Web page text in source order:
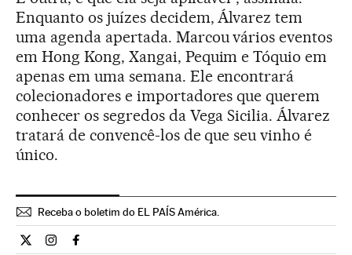
Enquanto os juízes decidem, Álvarez tem
uma agenda apertada. Marcou vários eventos
em Hong Kong, Xangai, Pequim e Tóquio em
apenas em uma semana. Ele encontrará
colecionadores e importadores que querem
conhecer os segredos da Vega Sicilia. Álvarez
tratará de convencê-los de que seu vinho é
único.
Receba o boletim do EL PAÍS América.
Economia El País Brasil en Twitter
Economia El País Brasil en Instagram
Economia El País Brasil en Facebook